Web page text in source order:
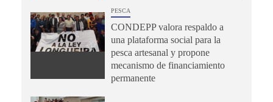
PESCA
CONDEPP valora respaldo a
una plataforma social para la
pesca artesanal y propone
mecanismo de financiamiento
permanente